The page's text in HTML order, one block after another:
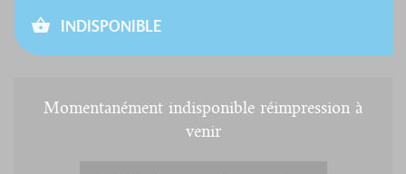
INDISPONIBLE
Momentanément indisponible réimpression à
venir